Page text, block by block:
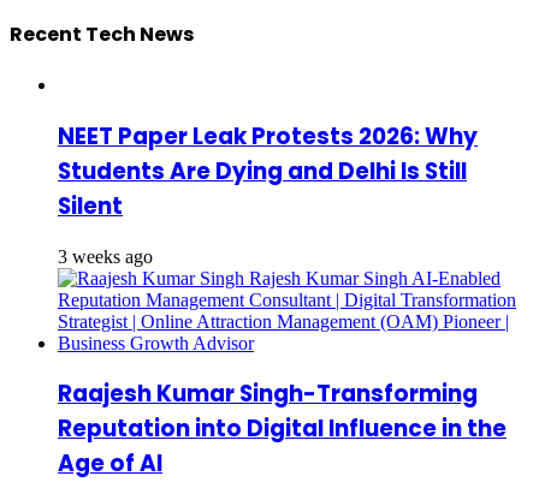
Recent Tech News
NEET Paper Leak Protests 2026: Why
Students Are Dying and Delhi Is Still
Silent
3 weeks ago
Raajesh Kumar Singh-Transforming
Reputation into Digital Influence in the
Age of AI